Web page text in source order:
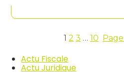
m
e
i
e
1 2 3 … 10
Actu Fiscale
Actu Juridique